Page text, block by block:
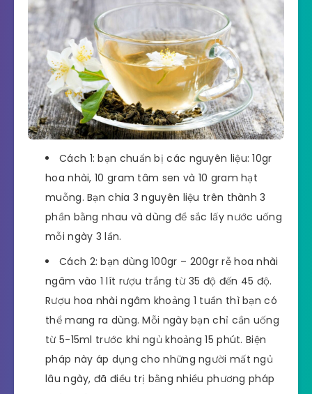
Cách 1: bạn chuẩn bị các nguyên liệu: 10gr
hoa nhài, 10 gram tâm sen và 10 gram hạt
muỗng. Bạn chia 3 nguyên liệu trên thành 3
phần bằng nhau và dùng để sắc lấy nước uống
mỗi ngày 3 lần.
Cách 2: bạn dùng 100gr – 200gr rễ hoa nhài
ngâm vào 1 lít rượu trắng từ 35 độ đến 45 độ.
Rượu hoa nhài ngâm khoảng 1 tuần thì bạn có
thể mang ra dùng. Mỗi ngày bạn chỉ cần uống
từ 5-15ml trước khi ngủ khoảng 15 phút. Biện
pháp này áp dụng cho những người mất ngủ
lâu ngày, đã điều trị bằng nhiều phương pháp